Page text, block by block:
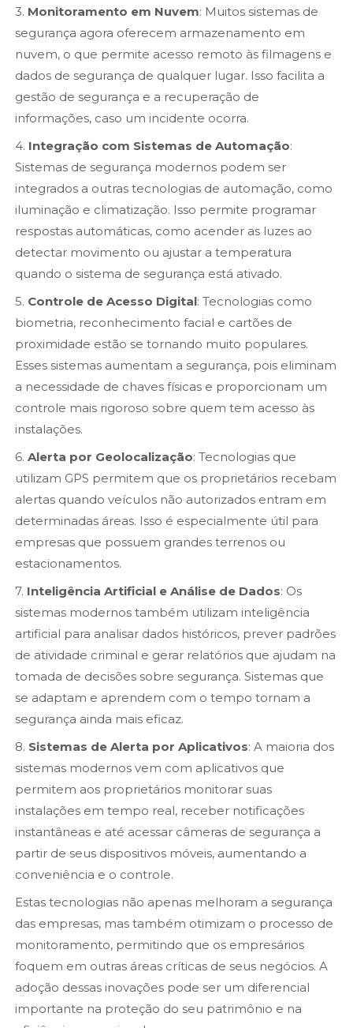
3. Monitoramento em Nuvem: Muitos sistemas de
segurança agora oferecem armazenamento em
nuvem, o que permite acesso remoto às filmagens e
dados de segurança de qualquer lugar. Isso facilita a
gestão de segurança e a recuperação de
informações, caso um incidente ocorra.
4. Integração com Sistemas de Automação:
Sistemas de segurança modernos podem ser
integrados a outras tecnologias de automação, como
iluminação e climatização. Isso permite programar
respostas automáticas, como acender as luzes ao
detectar movimento ou ajustar a temperatura
quando o sistema de segurança está ativado.
5. Controle de Acesso Digital: Tecnologias como
biometria, reconhecimento facial e cartões de
proximidade estão se tornando muito populares.
Esses sistemas aumentam a segurança, pois eliminam
a necessidade de chaves físicas e proporcionam um
controle mais rigoroso sobre quem tem acesso às
instalações.
6.Alerta por Geolocalização: Tecnologias que
utilizam GPS permitem que os proprietários recebam
alertas quando veículos não autorizados entram em
determinadas áreas. Isso é especialmente útil para
empresas que possuem grandes terrenos ou
estacionamentos.
7. Inteligência Artificial e Análise de Dados: Os
sistemas modernos também utilizam inteligência
artificial para analisar dados históricos, prever padrões
de atividade criminal e gerar relatórios que ajudam na
tomada de decisões sobre segurança. Sistemas que
se adaptam e aprendem com o tempo tornam a
segurança ainda mais eficaz.
8. Sistemas de Alerta por Aplicativos: A maioria dos
sistemas modernos vem com aplicativos que
permitem aos proprietários monitorar suas
instalações em tempo real, receber notificações
instantâneas e até acessar câmeras de segurança a
partir de seus dispositivos móveis, aumentando a
conveniência e o controle.
Estas tecnologias não apenas melhoram a segurança
das empresas, mas também otimizam o processo de
monitoramento, permitindo que os empresários
foquem em outras áreas críticas de seus negócios. A
adoção dessas inovações pode ser um diferencial
importante na proteção do seu patrimônio e na